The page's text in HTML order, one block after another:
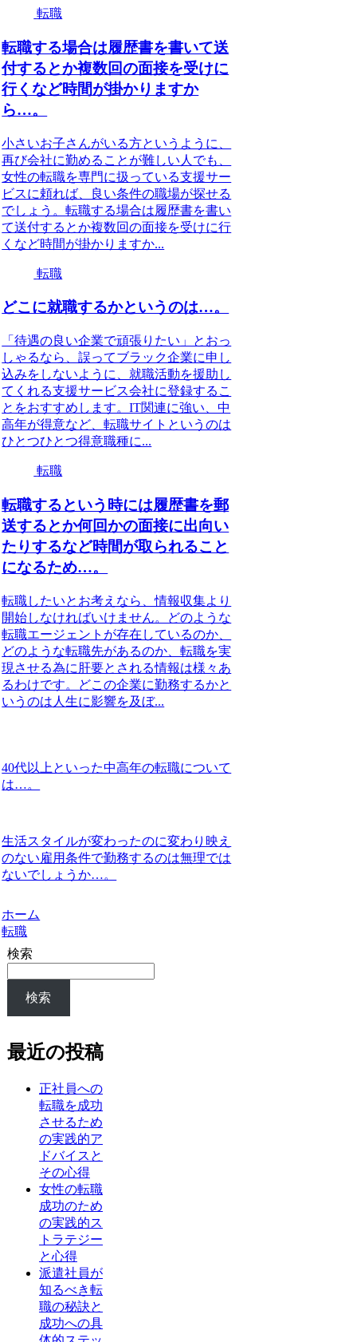
転職
転職する場合は履歴書を書いて送
付するとか複数回の面接を受けに
行くなど時間が掛かりますか
ら…。
小さいお子さんがいる方というように、
再び会社に勤めることが難しい人でも、
女性の転職を専門に扱っている支援サー
ビスに頼れば、良い条件の職場が探せる
でしょう。転職する場合は履歴書を書い
て送付するとか複数回の面接を受けに行
くなど時間が掛かりますか...
転職
どこに就職するかというのは…。
「待遇の良い企業で頑張りたい」とおっ
しゃるなら、誤ってブラック企業に申し
込みをしないように、就職活動を援助し
てくれる支援サービス会社に登録するこ
とをおすすめします。IT関連に強い、中
高年が得意など、転職サイトというのは
ひとつひとつ得意職種に...
転職
転職するという時には履歴書を郵
送するとか何回かの面接に出向い
たりするなど時間が取られること
になるため…。
転職したいとお考えなら、情報収集より
開始しなければいけません。どのような
転職エージェントが存在しているのか、
どのような転職先があるのか、転職を実
現させる為に肝要とされる情報は様々あ
るわけです。どこの企業に勤務するかと
いうのは人生に影響を及ぼ...
40代以上といった中高年の転職について
は…。
生活スタイルが変わったのに変わり映え
のない雇用条件で勤務するのは無理では
ないでしょうか…。
ホーム
転職
検索
検索
最近の投稿
正社員への
転職を成功
させるため
の実践的ア
ドバイスと
その心得
女性の転職
成功のため
の実践的ス
トラテジー
と心得
派遣社員が
知るべき転
職の秘訣と
成功への具